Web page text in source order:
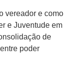
vereador e como
e Juventude em
de
poder